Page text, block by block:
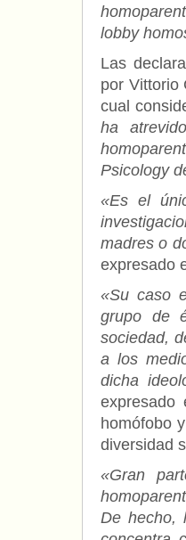
lobby
Las
por Vittorio
cual
ha
Psicology
«Es el
madres o
expresado
«Su caso
grupo de
sociedad,
a los
dicha
expresado
homófobo
diversidad
«Gran
De hecho,